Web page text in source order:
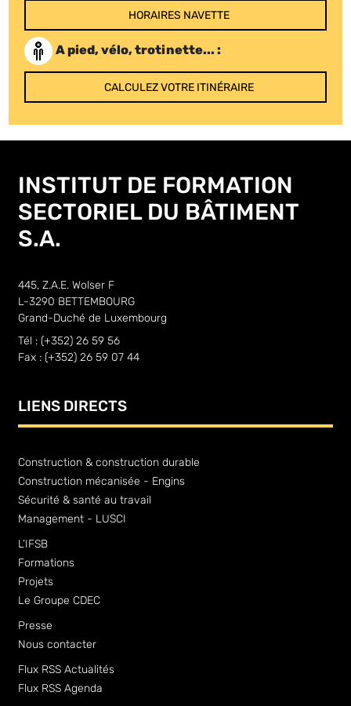
HORAIRES NAVETTE
A pied, vélo, trotinette... :
CALCULEZ VOTRE ITINÉRAIRE
INSTITUT DE FORMATION
SECTORIEL DU BÂTIMENT
S.A.
445, Z.A.E. Wolser F
L-3290 BETTEMBOURG
Grand-Duché de Luxembourg
Tél : (+352) 26 59 56
Fax : (+352) 26 59 07 44
LIENS DIRECTS
Construction & construction durable
Construction mécanisée - Engins
Sécurité & santé au travail
Management - LUSCI
L’IFSB
Formations
Projets
Le Groupe CDEC
Presse
Nous contacter
Flux RSS Actualités
Flux RSS Agenda